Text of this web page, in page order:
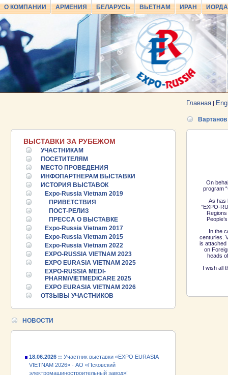
О КОМПАНИИ АРМЕНИЯ БЕЛАРУСЬ ВЬЕТНАМ ИРАН
Главная |
ВЫСТАВКИ ЗА РУБЕЖОМ
УЧАСТНИКАМ
ПОСЕТИТЕЛЯМ
МЕСТО ПРОВЕДЕНИЯ
ИНФОПАРТНЕРАМ ВЫСТАВКИ
ИСТОРИЯ ВЫСТАВОК
Expo-Russia Vietnam 2019
ПРИВЕТСТВИЯ
ПОСТ-РЕЛИЗ
ПРЕССА О ВЫСТАВКЕ
Expo-Russia Vietnam 2017
Expo-Russia Vietnam 2015
Expo-Russia Vietnam 2022
EXPO-RUSSIA VIETNAM 2023
EXPO EURASIA VIETNAM 2025
EXPO-RUSSIA MEDI-
PHARM/VIETMEDICARE 2025
EXPO EURASIA VIETNAM 2026
ОТЗЫВЫ УЧАСТНИКОВ
НОВОСТИ
25.06.2026 :: Пост-релиз
25.06.2026 :: Деловая программа EXPO EURASIA
VIETNAM 2026
24.06.2026 ::Открытие VII Международной
промышленной выставки «EXPO EURASIA
VIETNAM 2026» - АО «Псковский
электромашиностроительный завод»!
On
program
As has
“EXPO-
In the
centuries.
is attached
on
heads
I wish all